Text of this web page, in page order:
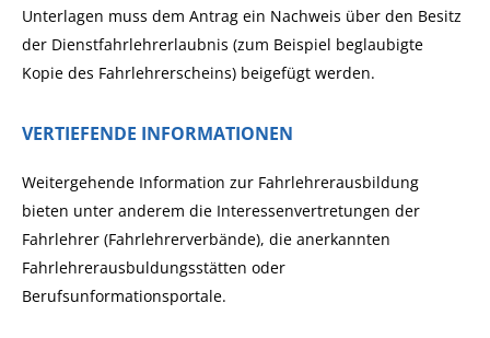
Unterlagen muss dem Antrag ein Nachweis über den Besitz
der Dienstfahrlehrerlaubnis (zum Beispiel beglaubigte
Kopie des Fahrlehrerscheins) beigefügt werden.
VERTIEFENDE INFORMATIONEN
Weitergehende Information zur Fahrlehrerausbildung
bieten unter anderem die Interessenvertretungen der
Fahrlehrer (Fahrlehrerverbände), die anerkannten
Fahrlehrerausbuldungsstätten oder
Berufsunformationsportale.